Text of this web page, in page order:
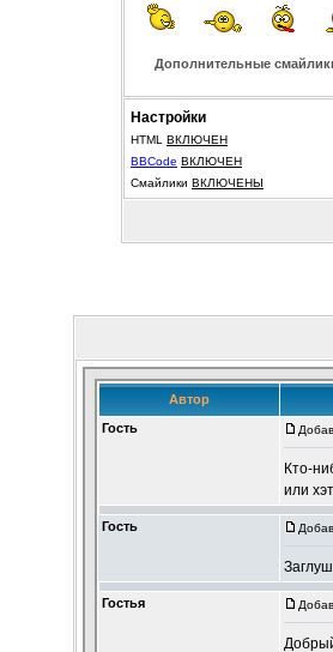
Дополнительные
Настройки
HTML ВКЛЮЧЕН
BBCode ВКЛЮЧЕН
Смайлики ВКЛЮЧЕНЫ